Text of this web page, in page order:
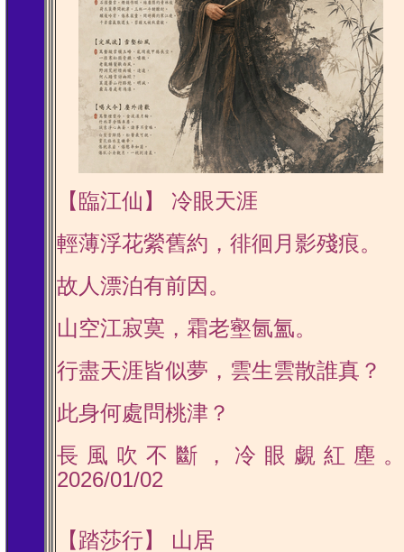
【臨江仙】 冷眼天涯
輕薄浮花縈舊約，徘徊月影殘痕。
故人漂泊有前因。
山空江寂寞，霜老壑氤氳。
行盡天涯皆似夢，雲生雲散誰真？
此身何處問桃津？
長風吹不斷，冷眼覷紅塵。
2026/01/02
【踏莎行】 山居